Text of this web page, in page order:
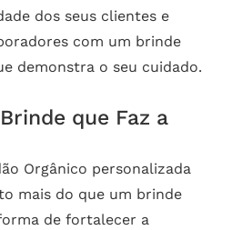
dos seus clientes e
com um brinde
demonstra o seu cuidado.
que Faz a
Orgânico personalizada
mais do que um brinde
de fortalecer a